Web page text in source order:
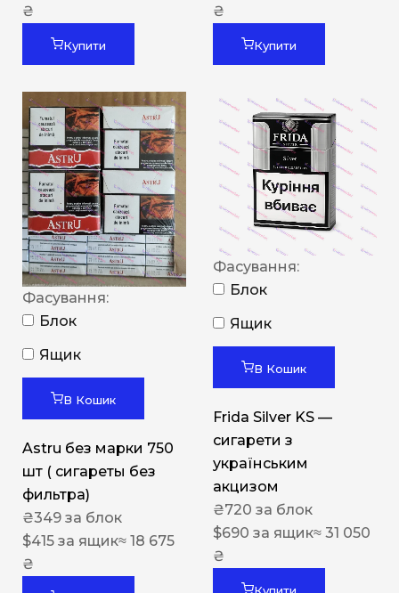
₴
Купити
₴
Купити
Фасування:
Блок
Ящик
В Кошик
Astru без марки 750
шт ( сигареты без
фильтра)
₴349 за блок
$415 за ящик≈ 18 675
₴
Фасування:
Блок
Ящик
В Кошик
Frida Silver KS —
сигарети з
українським
акцизом
₴720 за блок
$690 за ящик≈ 31 050
₴